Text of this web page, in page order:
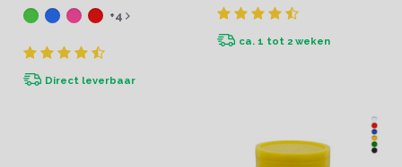
+4
Direct leverbaar
ca. 1 tot 2 weken